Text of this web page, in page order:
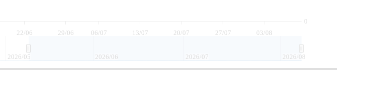
29/06 13/07 27/07
22/06 06/07 20/07 03/08
0
2026/05 2026/06 2026/07 2026/08